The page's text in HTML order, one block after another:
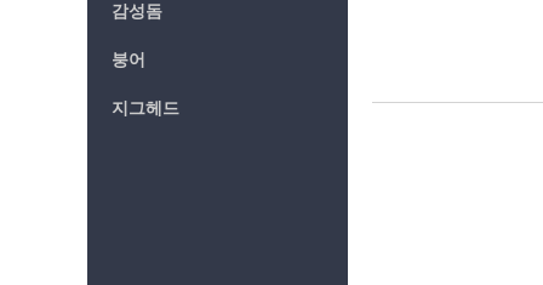
감성돔
붕어
지그헤드